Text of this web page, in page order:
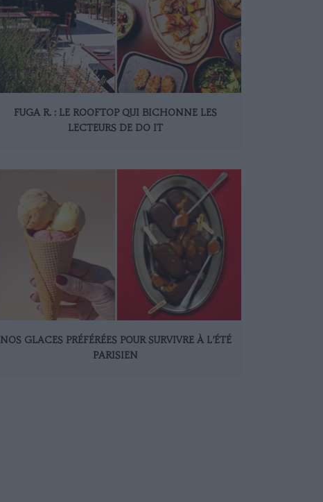
FUGA R. : LE ROOFTOP QUI BICHONNE LES
LECTEURS DE DO IT
NOS GLACES PRÉFÉRÉES POUR SURVIVRE À L’ÉTÉ
PARISIEN